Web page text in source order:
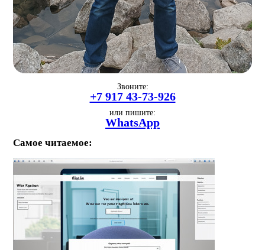
Звоните:
+7 917 43-73-926
или пишите:
WhatsApp
Самое читаемое: